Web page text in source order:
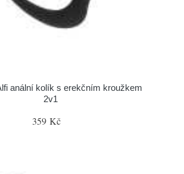
anální kolík s erekčním kroužkem
2v1
359 Kč